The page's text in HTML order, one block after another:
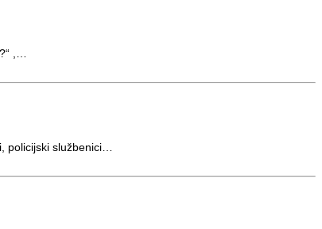
,…
službenici…